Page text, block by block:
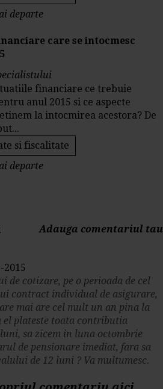
departe
care se intocmesc
financiare ce trebuie
anul 2015 si ce aspecte
la intocmirea acestora? De
si fiscalitate
departe
Adauga comentariul tau
2015
de cotizare, pe o perioada de cel
contract individual de asigurare,
mai are cel mult un an pina la
el plateste toata contributia
sa zicem in luna octombrie
de pensionare imediat, fara sa
de 12 luni ? Va multumesc.